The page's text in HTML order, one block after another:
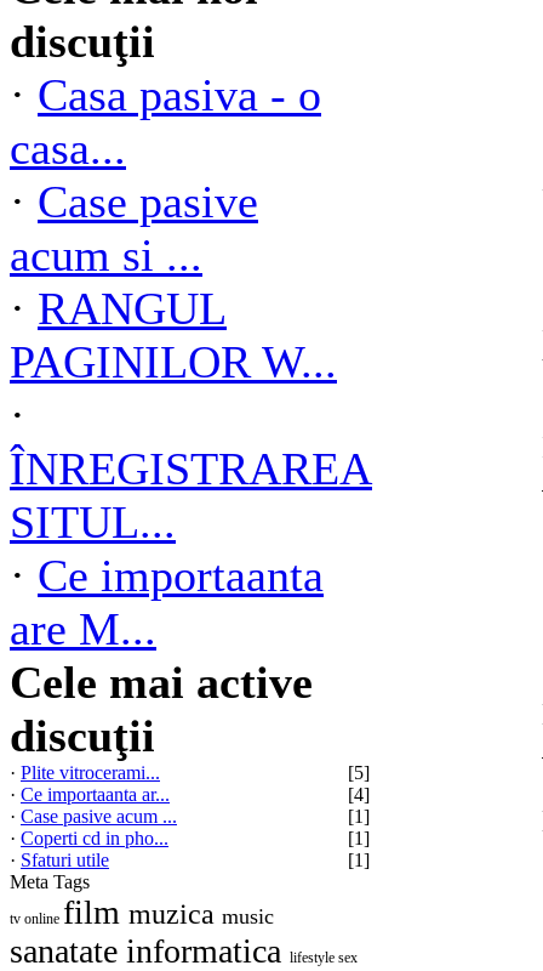
discuţii
· Casa pasiva - o
casa...
· Case pasive
acum si ...
· RANGUL
PAGINILOR W...
·
ÎNREGISTRAREA
SITUL...
· Ce importaanta
are M...
Cele mai active
discuţii
· Plite vitrocerami...
[5]
· Ce importaanta ar...
[4]
· Case pasive acum ...
[1]
· Coperti cd in pho...
[1]
· Sfaturi utile
[1]
Meta Tags
tv online film muzica music
sanatate informatica lifestyle sex